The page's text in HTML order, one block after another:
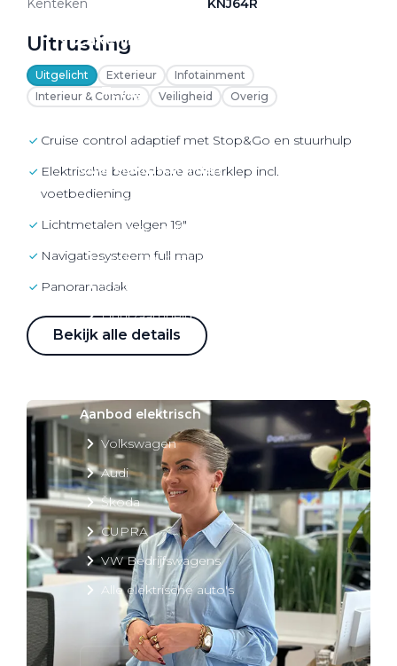
Zakelijk
Terug
Over elektrisch rijden
Over elektrisch rijden
Bijtelling en belastingvoordelen
Onderhoud en kosten
Shuttel laadoplossingen
Duurzaamheid
Voordelen
Aanbod elektrisch
Volkswagen
Audi
Škoda
CUPRA
VW Bedrijfswagens
Alle elektrische auto's
Kenteken KNJ64R
Uitrusting
Uitgelicht Exterieur
Infotainment
Interieur & Comfort
Veiligheid Overig
cruise control adaptief met Stop&Go en stuurhulp
Elektrische bedienbare achterklep incl.
voetbediening
lichtmetalen velgen 19"
navigatiesysteem full map
Panoramadak
Bekijk alle details